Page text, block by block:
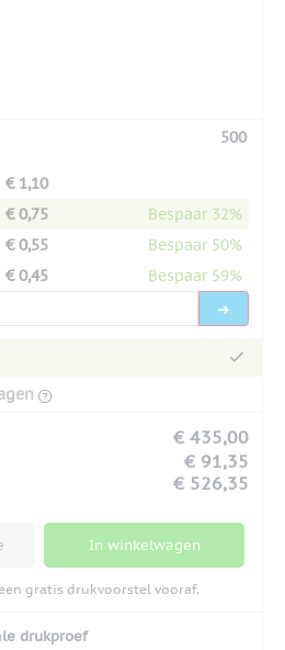
500
€ 1,10
€ 0,75
Bespaar 32%
€ 0,55
Bespaar 50%
€ 0,45
Bespaar 59%
€ 435,00
€ 91,35
€ 526,35
In winkelwagen
gratis drukvoorstel vooraf.
drukproef